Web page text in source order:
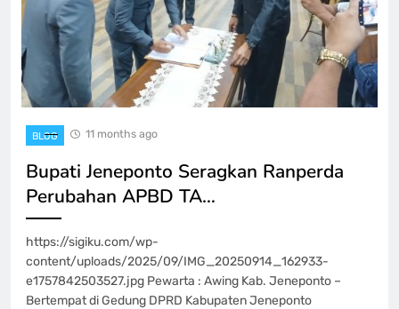
BLOG 11 months ago
Bupati Jeneponto Seragkan Ranperda
Perubahan APBD TA…
https://sigiku.com/wp-
content/uploads/2025/09/IMG_20250914_162933-
e1757842503527.jpg Pewarta : Awing Kab. Jeneponto –
Bertempat di Gedung DPRD Kabupaten Jeneponto